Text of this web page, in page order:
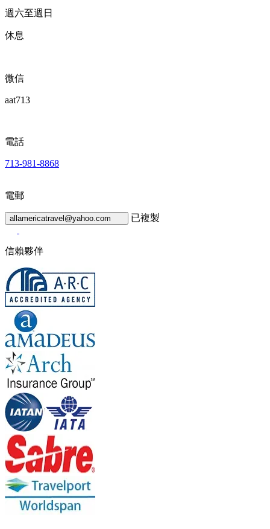
週六至週日
休息
微信
aat713
電話
713-981-8868
電郵
allamericatravel@yahoo.com 已複製
信賴夥伴